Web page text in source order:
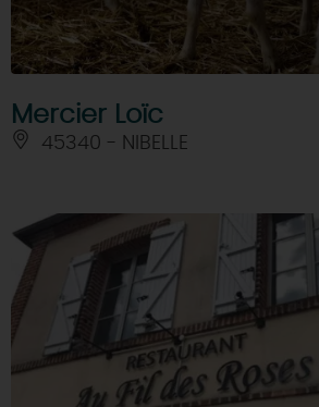
Mercier Loïc
45340 - NIBELLE